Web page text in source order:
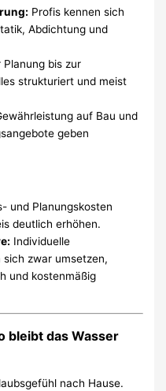
Profis kennen sich
Abdichtung und
Planung bis zur
strukturiert und meist
auf Bau und
geben
und Planungskosten
deutlich erhöhen.
Individuelle
sich zwar umsetzen,
und kostenmäßig
bleibt das Wasser
nach Hause.